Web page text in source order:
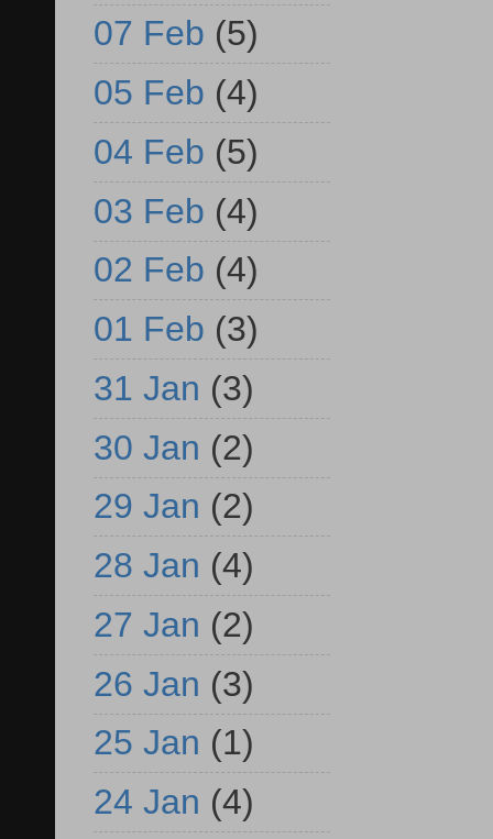
07 Feb (5)
05 Feb (4)
04 Feb (5)
03 Feb (4)
02 Feb (4)
01 Feb (3)
31 Jan (3)
30 Jan (2)
29 Jan (2)
28 Jan (4)
27 Jan (2)
26 Jan (3)
25 Jan (1)
24 Jan (4)